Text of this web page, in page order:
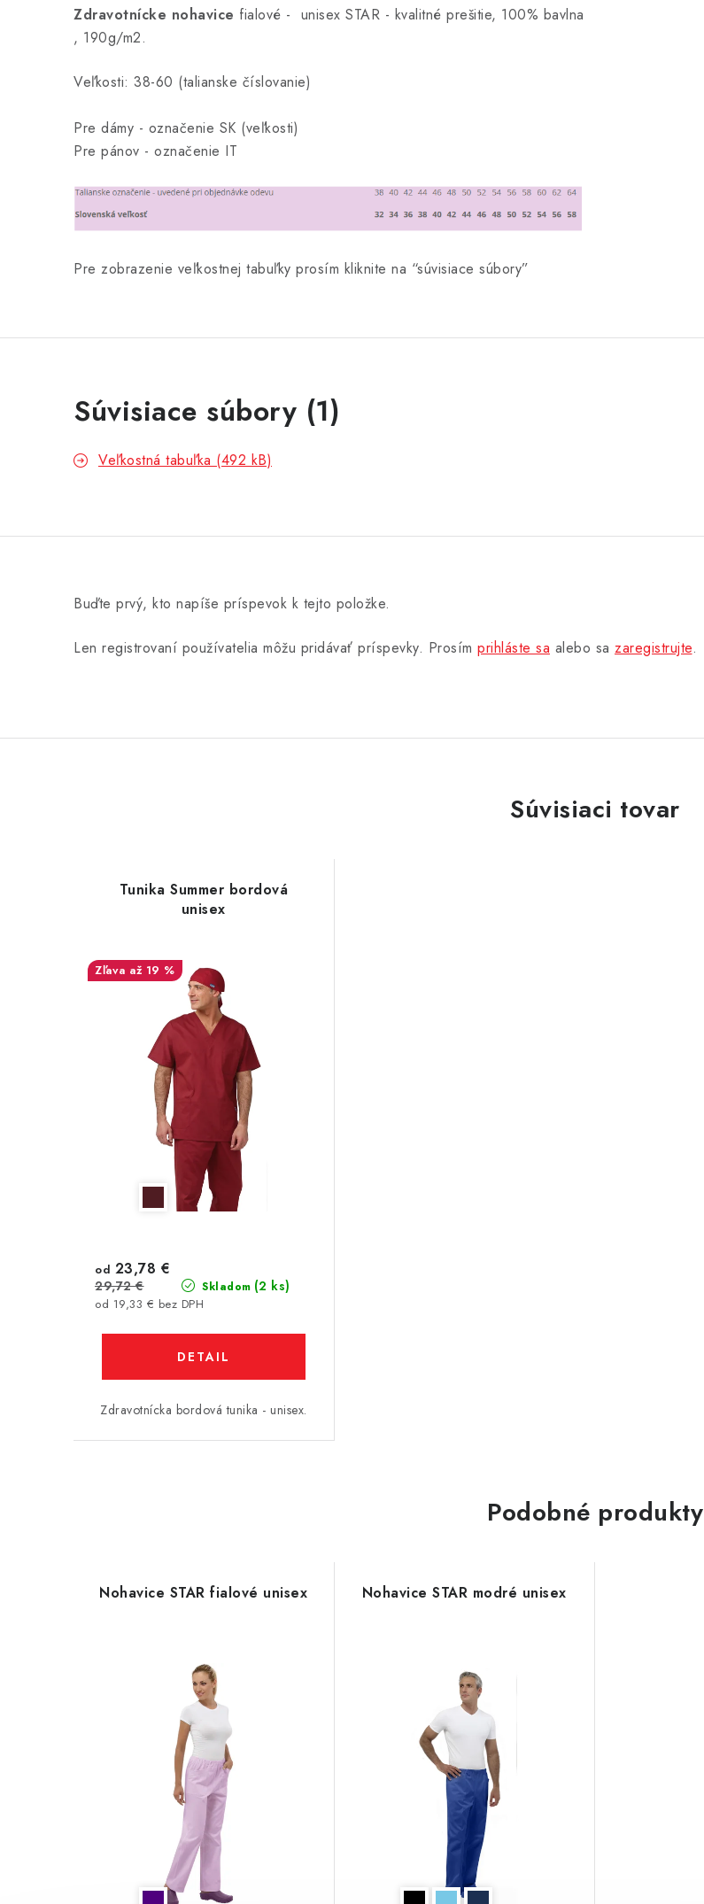
Zdravotnícke nohavice fialové - unisex STAR - kvalitné prešitie, 100% bavlna
, 190g/m2.
Veľkosti: 38-60 (talianske číslovanie)
Pre dámy - označenie SK (veľkosti)
Pre pánov - označenie IT
Pre zobrazenie veľkostnej tabuľky prosím kliknite na “súvisiace súbory”
Súvisiace súbory (1)
Veľkostná tabuľka (492 kB)
Buďte prvý, kto napíše príspevok k tejto položke.
Len registrovaní používatelia môžu pridávať príspevky. Prosím prihláste sa alebo sa zaregistrujte.
Súvisiaci tovar
Tunika Summer bordová
unisex
až 19 %
Skladom (2 ks)
od 19,33 € bez DPH
od 23,78 €
29,72 €
DETAIL
Zdravotnícka bordová tunika - unisex.
Podobné produkty
Nohavice STAR fialové unisex Nohavice STAR modré unisex